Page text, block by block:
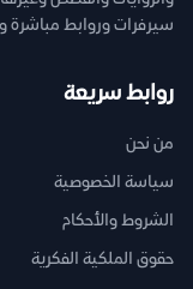
سيرفرات وروابط مباشرة
روابط سريعة
من نحن
سياسة الخصوصية
الشروط والأحكام
حقوق الملكية الفكرية